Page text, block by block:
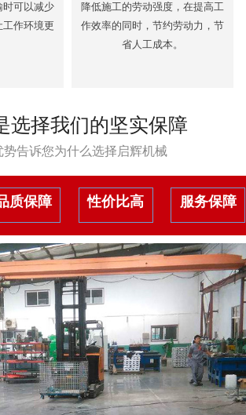
时可以减少
工作环境更
降低施工的劳动强度，在提高工
作效率的同时，节约劳动力，节
省人工成本。
选择我们的坚实保障
势告诉您为什么选择启辉机械
质保障 性价比高 服务保障